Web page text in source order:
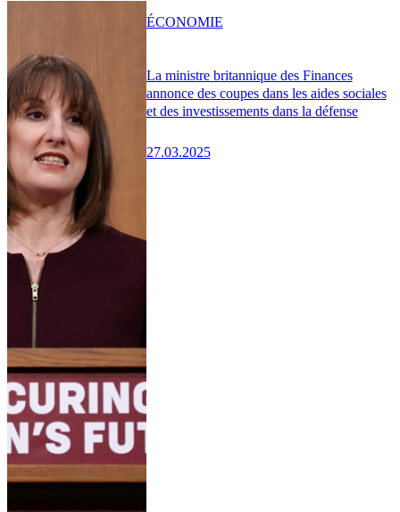
La ministre britannique des Finances
annonce des coupes dans les aides sociales
et des investissements dans la défense
27.03.2025
ÉCONOMIE